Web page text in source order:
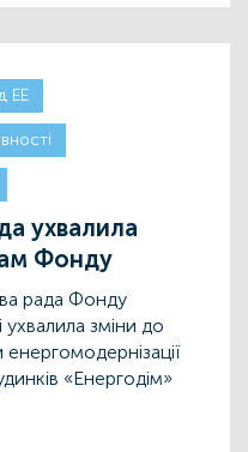
ЕЕ
ухвалила
Фонду
рада Фонду
зміни до
«Енергодім»